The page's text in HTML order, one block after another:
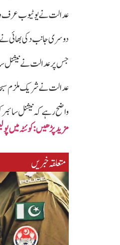
عدالت نے یوٹیوب عرف دکی
دوسری جانب دکی بھائی نے
جس پر عدالت نے نیشنل
عدالت نے شریک ملزم
واضح رہے کہ نیشنل
مزید پڑھیں‌:کوئٹہ میں‌
متعلقہ خبریں